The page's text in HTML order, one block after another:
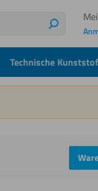
Suchen
Technische